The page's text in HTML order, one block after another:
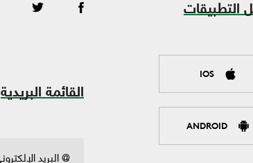
التطبيقات
IOS
ANDROID
القائمة البريدية